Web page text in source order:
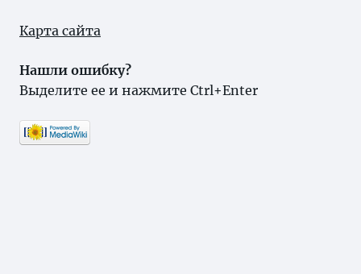
Карта сайта
Нашли ошибку?
Выделите ее и нажмите Ctrl+Enter